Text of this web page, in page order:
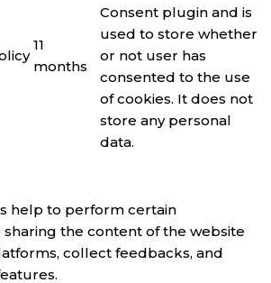
11
months
Consent plugin and is
used to store whether
or not user has
consented to the use
of cookies. It does not
store any personal
data.
help to perform certain
the content of the website
collect feedbacks, and